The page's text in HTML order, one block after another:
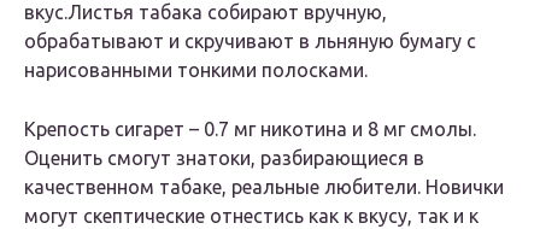
вкус.Листья табака собирают вручную,
обрабатывают и скручивают в льняную бумагу с
нарисованными тонкими полосками.
Крепость сигарет – 0.7 мг никотина и 8 мг смолы.
Оценить смогут знатоки, разбирающиеся в
качественном табаке, реальные любители. Новички
могут скептические отнестись как к вкусу, так и к